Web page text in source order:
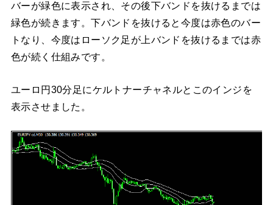
バーが緑色に表示され、その後下バンドを抜けるまでは
緑色が続きます。下バンドを抜けると今度は赤色のバー
トなり、今度はローソク足が上バンドを抜けるまでは赤
色が続く仕組みです。
ユーロ円30分足にケルトナーチャネルとこのインジを
表示させました。